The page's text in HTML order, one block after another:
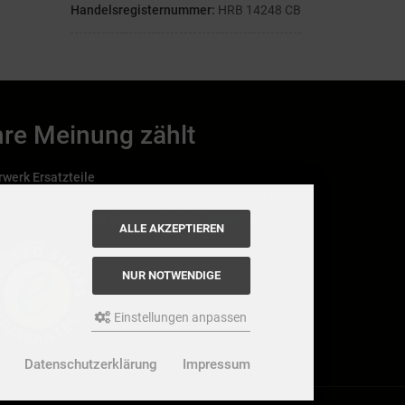
Handelsregisternummer: HRB 14248 CB
Meinung zählt
Ersatzteile
hat, bewerten Sie uns bitte bei
Trustedshops.de
ALLE AKZEPTIEREN
NUR NOTWENDIGE
Einstellungen anpassen
Datenschutzerklärung Impressum